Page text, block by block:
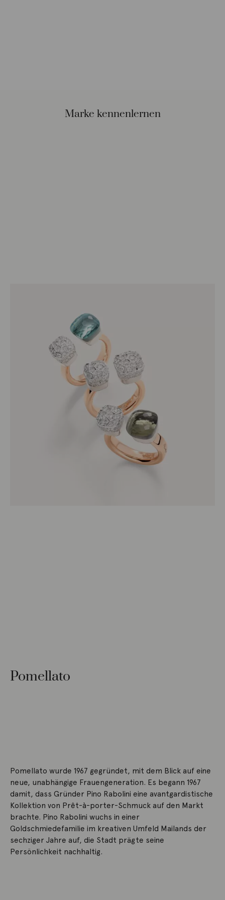
Marke kennenlernen
Pomellato
Pomellato wurde 1967 gegründet, mit dem Blick auf eine
neue, unabhängige Frauengeneration. Es begann 1967
damit, dass Gründer Pino Rabolini eine avantgardistische
Kollektion von Prêt-à-porter-Schmuck auf den Markt
brachte. Pino Rabolini wuchs in einer
Goldschmiedefamilie im kreativen Umfeld Mailands der
sechziger Jahre auf, die Stadt prägte seine
Persönlichkeit nachhaltig.